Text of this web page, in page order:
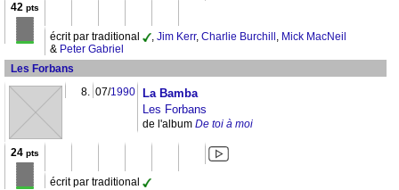
42 pts
écrit par traditional , Jim Kerr, Charlie Burchill , Mick MacNeil
& Peter Gabriel
Les Forbans
8. 07/1990
La Bamba
Les Forbans
de l'album De toi à moi
24 pts
écrit par traditional